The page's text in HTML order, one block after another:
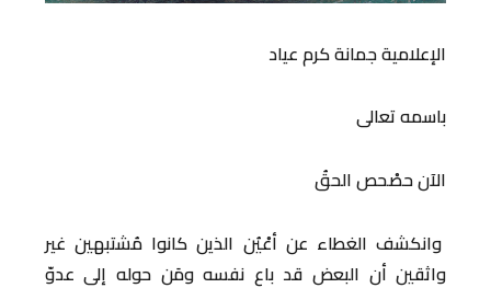
الإعلامية جمانة كرم عياد
باسمه تعالى
‏الآن حصْحص الحقُ
وانكشف الغطاء عن أعْيُن الذين كانوا مُشتبهين غير
واثقين أن البعض قد باع نفسه ومَن حوله إلى عدوّ